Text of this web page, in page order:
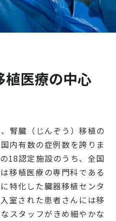
植医療の中心
腎臓（じんぞう）移植の
内有数の症例数を誇りま
18認定施設のうち、全国
移植医療の専門科である
特化した臓器移植センタ
室された患者さんには移
スタッフがきめ細やかな